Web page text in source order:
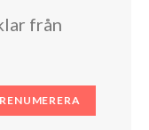
från